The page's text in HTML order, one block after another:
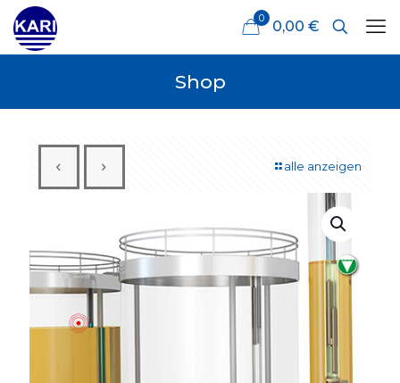
0 0,00 €
Shop
alle anzeigen